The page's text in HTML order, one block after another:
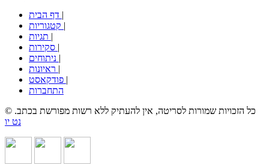
|
|
|
|
|
|
|
התחברות
© כל הזכויות שמורות לסריטה, אין להעתיק ללא רשות מפורשת בכתב.
נט יו